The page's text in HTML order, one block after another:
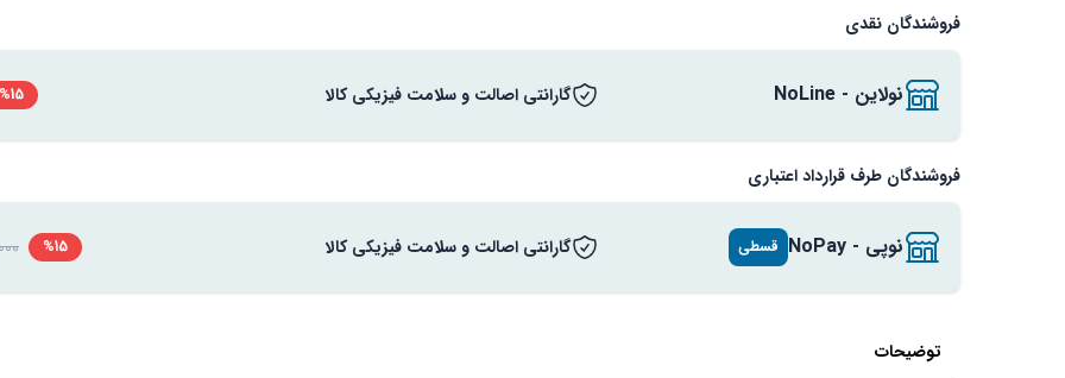
فروشندگان نقدی
نولاین - NoLine گارانتی اصالت و سلامت فیزیکی کالا %15
فروشندگان طرف قرارداد اعتباری
نوپی - NoPay قسطی گارانتی اصالت و سلامت فیزیکی کالا %15
توضیحات